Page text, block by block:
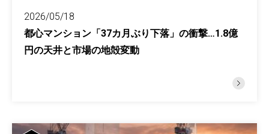
2026/05/18
都心マンション「37カ月ぶり下落」の衝撃…1.8億
円の天井と市場の地殻変動